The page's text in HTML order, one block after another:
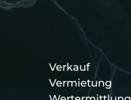
Verkauf
Vermietung